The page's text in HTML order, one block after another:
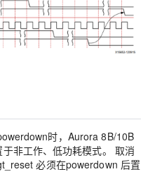
时，Aurora 8B/10B
非工作、低功耗模式。 取消
必须在powerdown 后置